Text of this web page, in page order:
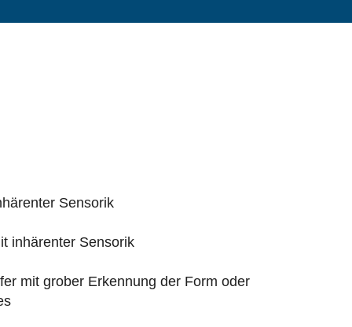
Sensorik
inhärenter Sensorik
mit grober Erkennung der Form oder